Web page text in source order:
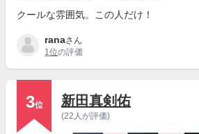
クールな雰囲気。この人だけ！
ranaさん
1位の評価
3位 新田真剣佑
(22人が評価)